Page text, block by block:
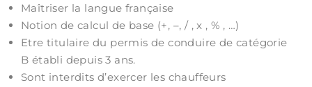
Maîtriser la langue française
Notion de calcul de base (+, –, / , x , % , …)
Etre titulaire du permis de conduire de catégorie
B établi depuis 3 ans.
Sont interdits d’exercer les chauffeurs